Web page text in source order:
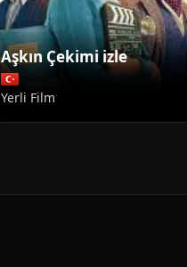
Aşkın Çekimi izle
Yerli Film